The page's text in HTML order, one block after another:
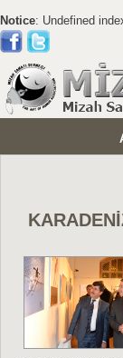
Notice: Undefined